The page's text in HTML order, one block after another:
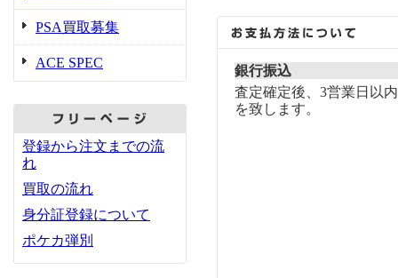
PSA買取募集
ACE SPEC
登録から注文までの流
れ
買取の流れ
身分証登録について
ポケカ弾別
銀行振込
査定確定後、3営業日以
を致します。